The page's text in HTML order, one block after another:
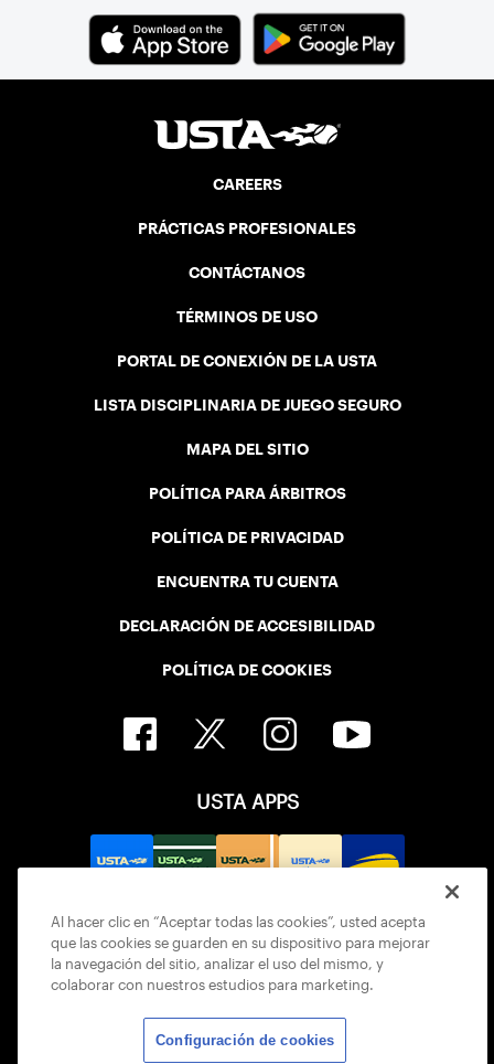
CAREERS
PRÁCTICAS PROFESIONALES
CONTÁCTANOS
TÉRMINOS DE USO
PORTAL DE CONEXIÓN DE LA USTA
LISTA DISCIPLINARIA DE JUEGO SEGURO
MAPA DEL SITIO
POLÍTICA PARA ÁRBITROS
POLÍTICA DE PRIVACIDAD
ENCUENTRA TU CUENTA
DECLARACIÓN DE ACCESIBILIDAD
POLÍTICA DE COOKIES
USTA APPS
Al hacer clic en “Aceptar todas las cookies”, usted acepta
que las cookies se guarden en su dispositivo para mejorar
la navegación del sitio, analizar el uso del mismo, y
colaborar con nuestros estudios para marketing.
Configuración de cookies